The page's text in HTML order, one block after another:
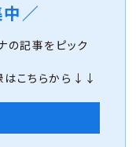
／
の記事をピック
はこちらから↓↓